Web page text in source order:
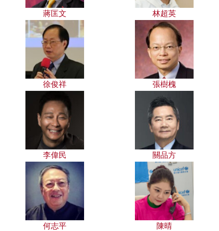
蔣匡文 林超英
徐俊祥 張樹槐
李偉民 關品方
何志平 陳晴